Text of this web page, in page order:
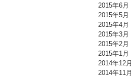
2015年6月
2015年5月
2015年4月
2015年3月
2015年2月
2015年1月
2014年12月
2014年11月